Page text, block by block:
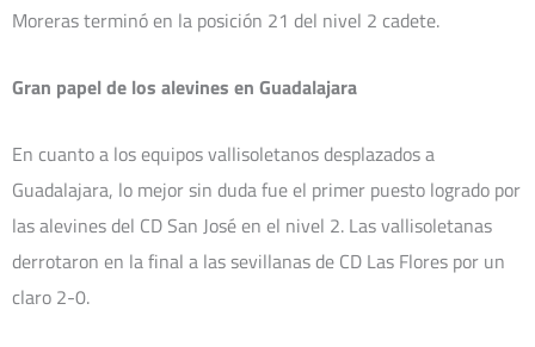
Moreras terminó en la posición 21 del nivel 2 cadete.
Gran papel de los alevines en Guadalajara
En cuanto a los equipos vallisoletanos desplazados a
Guadalajara, lo mejor sin duda fue el primer puesto logrado por
las alevines del CD San José en el nivel 2. Las vallisoletanas
derrotaron en la final a las sevillanas de CD Las Flores por un
claro 2-0.